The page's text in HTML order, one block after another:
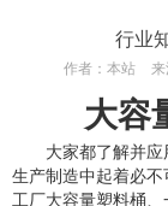
行业
作者： 本站 来
大容
大家都了解并
生产制造中起着必
工厂大容量塑料桶